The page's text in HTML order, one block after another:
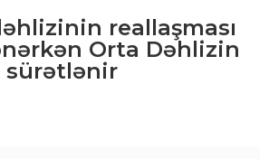
reallaşması
Orta Dəhlizin
sürətlənir